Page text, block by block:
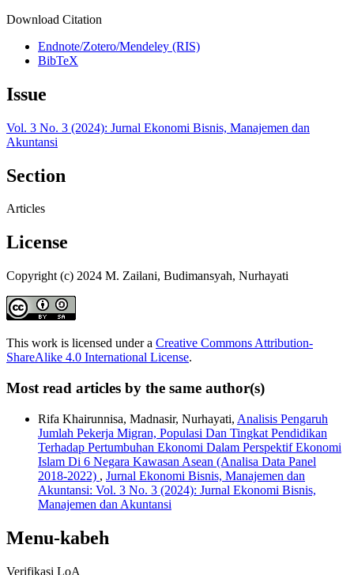
Download Citation
Endnote/Zotero/Mendeley (RIS)
BibTeX
Issue
Vol. 3 No. 3 (2024): Jurnal Ekonomi Bisnis, Manajemen dan
Akuntansi
Section
Articles
License
Copyright (c) 2024 M. Zailani, Budimansyah, Nurhayati
This work is licensed under a Creative Commons Attribution-
ShareAlike 4.0 International License.
Most read articles by the same author(s)
Rifa Khairunnisa, Madnasir, Nurhayati, Analisis Pengaruh
Jumlah Pekerja Migran, Populasi Dan Tingkat Pendidikan
Terhadap Pertumbuhan Ekonomi Dalam Perspektif Ekonomi
Islam Di 6 Negara Kawasan Asean (Analisa Data Panel
2018-2022) , Jurnal Ekonomi Bisnis, Manajemen dan
Akuntansi: Vol. 3 No. 3 (2024): Jurnal Ekonomi Bisnis,
Manajemen dan Akuntansi
Menu-kabeh
Verifikasi LoA